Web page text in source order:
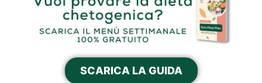
SCARICA LA GUIDA